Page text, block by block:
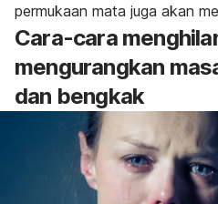
permukaan mata juga akan
Cara-cara
mengurangkan
dan bengkak